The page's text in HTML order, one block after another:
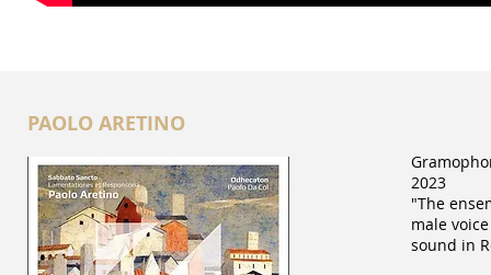
PAOLO ARETINO
2023
"The
male
sound in